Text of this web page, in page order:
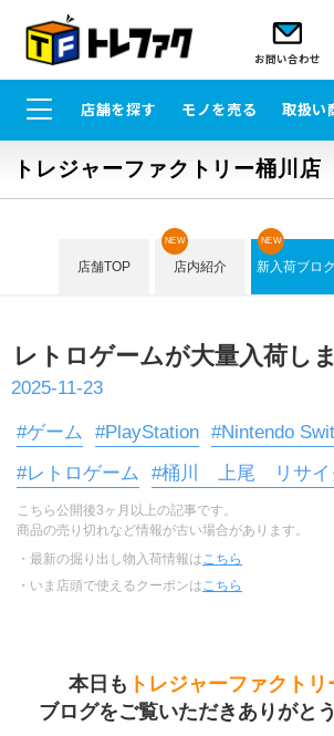
お問い合わせ
店舗を探す モノを売る 取扱い
トレジャーファクトリー桶川店
店舗TOP 店内紹介
NEW
新入荷ブロ
NEW
レトロゲームが大量入荷し
2025-11-23
#ゲーム #PlayStation #Nintendo
#レトロゲーム
#桶川 上尾 リサイ
こちら公開後3ヶ月以上の記事です。
商品の売り切れなど情報が古い場合があります。
・最新の掘り出し物入荷情報は こちら
・いま店頭で使えるクーポンは こちら
本日も トレジャーファクト
ブログをご覧いただきありがと